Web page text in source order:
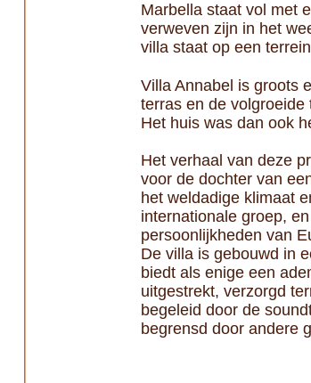
Marbella staat vol met
verweven zijn in het
villa staat op een
Villa Annabel is groots
terras en de volgroeide
Het huis was dan ook
Het verhaal van deze
voor de dochter van
het weldadige klimaat
internationale groep,
persoonlijkheden van
De villa is gebouwd in
biedt als enige een
uitgestrekt, verzorgd
begeleid door de
begrensd door andere